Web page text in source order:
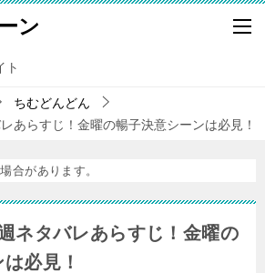
ン
ト
ちむどんどん
あらすじ！金曜の暢子決意シーンは必見！
合があります。
ネタバレあらすじ！金曜の
必見！